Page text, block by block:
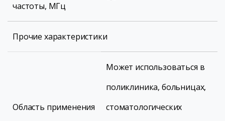
частоты, МГц
Прочие характеристики
Область применения
Может использоваться в
поликлиника, больницах,
стоматологических